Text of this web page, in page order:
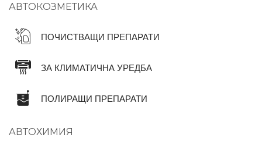
АВТОКОЗМЕТИКА
ПОЧИСТВАЩИ ПРЕПАРАТИ
ЗА КЛИМАТИЧНА УРЕДБА
ПОЛИРАЩИ ПРЕПАРАТИ
АВТОХИМИЯ